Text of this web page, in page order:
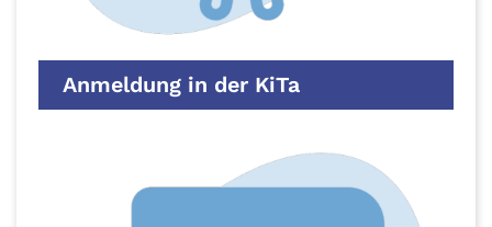
Anmeldung in der KiTa